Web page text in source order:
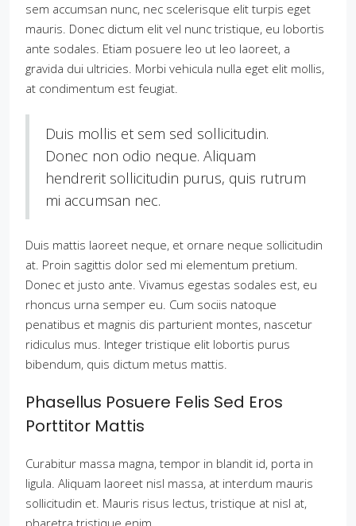
sem accumsan nunc, nec scelerisque elit turpis eget
mauris. Donec dictum elit vel nunc tristique, eu lobortis
ante sodales. Etiam posuere leo ut leo laoreet, a
gravida dui ultricies. Morbi vehicula nulla eget elit mollis,
at condimentum est feugiat.
Duis mollis et sem sed sollicitudin.
Donec non odio neque. Aliquam
hendrerit sollicitudin purus, quis rutrum
mi accumsan nec.
Duis mattis laoreet neque, et ornare neque sollicitudin
at. Proin sagittis dolor sed mi elementum pretium.
Donec et justo ante. Vivamus egestas sodales est, eu
rhoncus urna semper eu. Cum sociis natoque
penatibus et magnis dis parturient montes, nascetur
ridiculus mus. Integer tristique elit lobortis purus
bibendum, quis dictum metus mattis.
Phasellus Posuere Felis Sed Eros
Porttitor Mattis
Curabitur massa magna, tempor in blandit id, porta in
ligula. Aliquam laoreet nisl massa, at interdum mauris
sollicitudin et. Mauris risus lectus, tristique at nisl at,
pharetra tristique enim.